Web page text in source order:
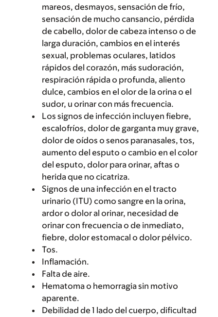
mareos, desmayos, sensación de frío,
sensación de mucho cansancio, pérdida
de cabello, dolor de cabeza intenso o de
larga duración, cambios en el interés
sexual, problemas oculares, latidos
rápidos del corazón, más sudoración,
respiración rápida o profunda, aliento
dulce, cambios en el olor de la orina o el
sudor, u orinar con más frecuencia.
Los signos de infección incluyen fiebre,
escalofríos, dolor de garganta muy grave,
dolor de oídos o senos paranasales, tos,
aumento del esputo o cambio en el color
del esputo, dolor para orinar, aftas o
herida que no cicatriza.
Signos de una infección en el tracto
urinario (ITU) como sangre en la orina,
ardor o dolor al orinar, necesidad de
orinar con frecuencia o de inmediato,
fiebre, dolor estomacal o dolor pélvico.
Tos.
Inflamación.
Falta de aire.
Hematoma o hemorragia sin motivo
aparente.
Debilidad de 1 lado del cuerpo, dificultad